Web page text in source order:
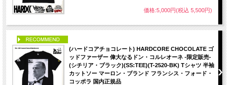
価格:5,000円(税込 5,500円)
(ハードコアチョコレート) HARDCORE CHOCOLATE ゴ
ッドファーザー 偉大なるドン・コルレオーネ -限定販売-
(シチリア・ブラック)(SS:TEE)(T-2520-BK) Tシャツ 半袖
カットソー マーロン・ブランド フランシス・フォード・
コッポラ 国内正規品